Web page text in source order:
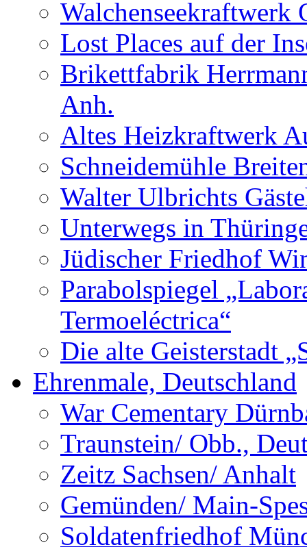
Walchenseekraftwerk
Lost Places auf der
Brikettfabrik
Anh.
Altes Heizkraftwerk
Schneidemühle
Walter Ulbrichts
Unterwegs in
Jüdischer Friedhof
Parabolspiegel
Termoeléctrica“
Die alte Geisterstadt
Ehrenmale, Deutschland
War Cementary
Traunstein/ Obb.,
Zeitz Sachsen/ Anhalt
Gemünden/ Main-
Soldatenfriedhof